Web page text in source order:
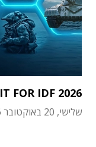
IT FOR IDF 2026
שלישי, 20 באוקטובר 2026